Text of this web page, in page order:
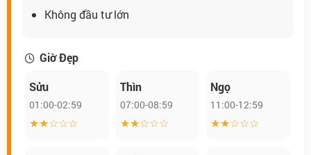
Không đầu tư lớn
Giờ Đẹp
Sửu
01:00-02:59
★★☆☆☆
Thìn
07:00-08:59
★★☆☆☆
Ngọ
11:00-12:59
★★☆☆☆